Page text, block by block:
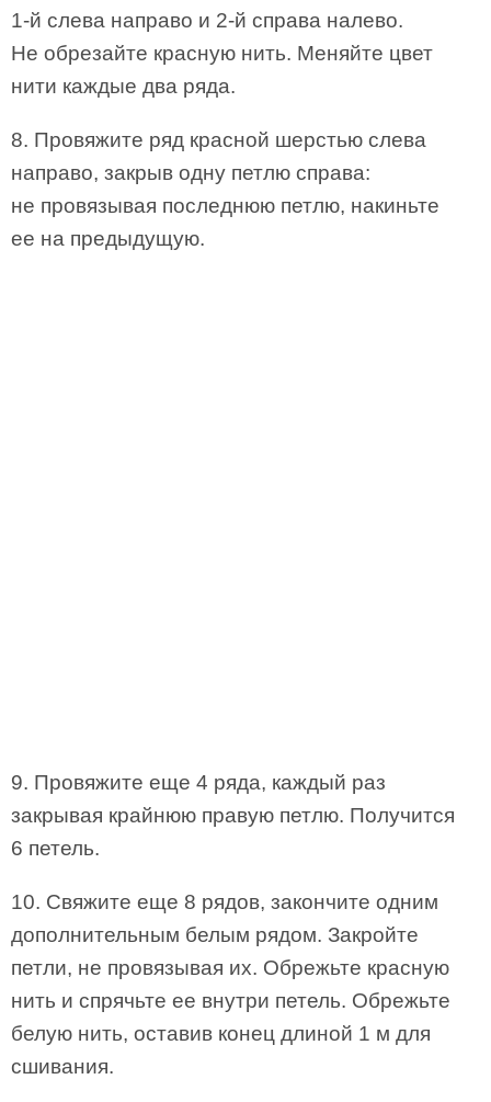
1-й слева направо и 2-й справа налево.
Не обрезайте красную нить. Меняйте цвет
нити каждые два ряда.
8. Провяжите ряд красной шерстью слева
направо, закрыв одну петлю справа:
не провязывая последнюю петлю, накиньте
ее на предыдущую.
9. Провяжите еще 4 ряда, каждый раз
закрывая крайнюю правую петлю. Получится
6 петель.
10. Свяжите еще 8 рядов, закончите одним
дополнительным белым рядом. Закройте
петли, не провязывая их. Обрежьте красную
нить и спрячьте ее внутри петель. Обрежьте
белую нить, оставив конец длиной 1 м для
сшивания.